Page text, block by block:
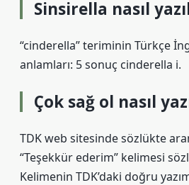
Sinsirella nasıl
“cinderella” teriminin Türkçe
anlamları: 5 sonuç cinderella i.
Çok sağ ol nasıl
TDK web sitesinde sözlükte
“Teşekkür ederim” kelimesi
Kelimenin TDK’daki doğru